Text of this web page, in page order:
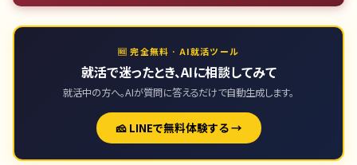
🆓 完全無料 · AI就活ツール
就活で迷ったとき、AIに相談してみて
就活中の方へ。AIが質問に答えるだけで自動生成します。
🧀 LINEで無料体験する →